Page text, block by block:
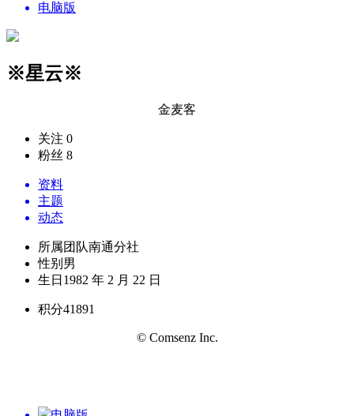
电脑版
※星云※
金麦客
关注 0
粉丝 8
资料
主题
动态
所属团队南通分社
性别 男
生日 1982 年 2 月 22 日
积分41891
© Comsenz Inc.